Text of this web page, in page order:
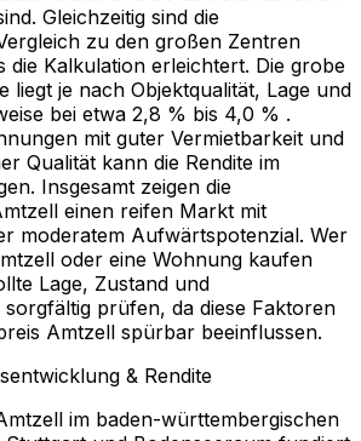
Gleichzeitig sind die
zu den großen Zentren
die Kalkulation erleichtert. Die grobe
liegt je nach Objektqualität, Lage und
bei etwa 2,8 % bis 4,0 % .
mit guter Vermietbarkeit und
Qualität kann die Rendite im
Insgesamt zeigen die
einen reifen Markt mit
moderatem Aufwärtspotenzial. Wer
oder eine Wohnung kaufen
Lage, Zustand und
prüfen, da diese Faktoren
Amtzell spürbar beeinflussen.
& Rendite
im baden-württembergischen